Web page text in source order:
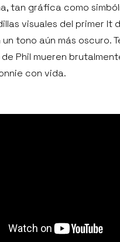
tan gráfica como
visuales del primer It
tono aún más oscuro.
Phil mueren
con vida.